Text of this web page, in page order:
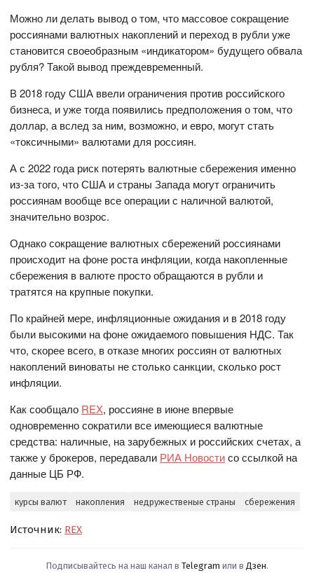
Можно ли делать вывод о том, что массовое сокращение
россиянами валютных накоплений и переход в рубли уже
становится своеобразным «индикатором» будущего обвала
рубля? Такой вывод преждевременный.
В 2018 году США ввели ограничения против российского
бизнеса, и уже тогда появились предположения о том, что
доллар, а вслед за ним, возможно, и евро, могут стать
«токсичными» валютами для россиян.
А с 2022 года риск потерять валютные сбережения именно
из-за того, что США и страны Запада могут ограничить
россиянам вообще все операции с наличной валютой,
значительно возрос.
Однако сокращение валютных сбережений россиянами
происходит на фоне роста инфляции, когда накопленные
сбережения в валюте просто обращаются в рубли и
тратятся на крупные покупки.
По крайней мере, инфляционные ожидания и в 2018 году
были высокими на фоне ожидаемого повышения НДС. Так
что, скорее всего, в отказе многих россиян от валютных
накоплений виноваты не столько санкции, сколько рост
инфляции.
Как сообщало REX, россияне в июне впервые
одновременно сократили все имеющиеся валютные
средства: наличные, на зарубежных и российских счетах, а
также у брокеров, передавали РИА Новостисо ссылкой на
данные ЦБ РФ.
курсы валют накопления недружественые страны сбережения
Источник: REX
Подписывайтесь на наш канал в Telegram или в Дзен.